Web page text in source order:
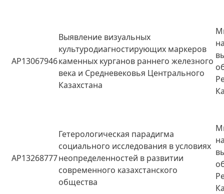
AP13067946
Выявление визуальных
культуродиагностирующих маркеров
каменных курганов раннего железного
века и Средневековья Центрального
Казахстана
AP13268777
Гетерологическая парадигма
социального исследования в условиях
неопределенностей в развитии
современного казахстанского
общества